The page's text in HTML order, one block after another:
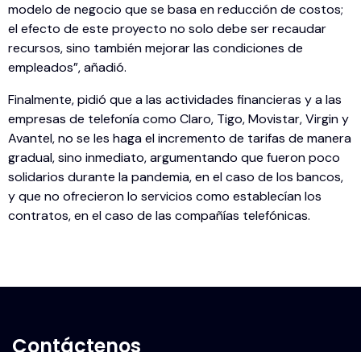
modelo de negocio que se basa en reducción de costos;
el efecto de este proyecto no solo debe ser recaudar
recursos, sino también mejorar las condiciones de
empleados”, añadió.
Finalmente, pidió que a las actividades financieras y a las
empresas de telefonía como Claro, Tigo, Movistar, Virgin y
Avantel, no se les haga el incremento de tarifas de manera
gradual, sino inmediato, argumentando que fueron poco
solidarios durante la pandemia, en el caso de los bancos,
y que no ofrecieron lo servicios como establecían los
contratos, en el caso de las compañías telefónicas.
Contáctenos